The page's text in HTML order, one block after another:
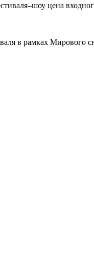
цена
в рамках Мирового